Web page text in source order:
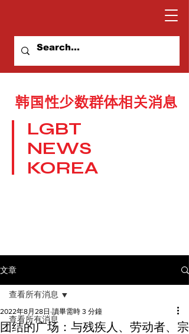
韩国性少数群体相关消息
LGBT
NEWS
KOREA
文章
查看所有消息
查看所有消息
团结的广场：与残疾人、劳动者、宗
2022年8月28日 讀畢需時 3 分鐘